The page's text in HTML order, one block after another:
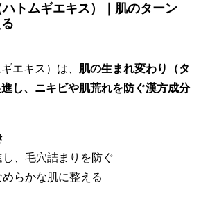
トムギエキス）｜肌のターン
エキス）は、 肌の生まれ変わり（タ
し、ニキビや肌荒れを防ぐ漢方成分
、毛穴詰まりを防ぐ
らかな肌に整える